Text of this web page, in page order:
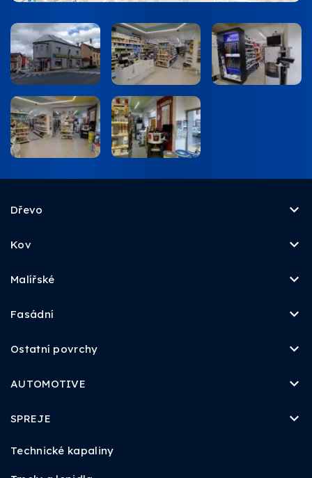
Dřevo
Kov
Malířské
Fasádní
Ostatní povrchy
AUTOMOTIVE
SPREJE
Technické kapaliny